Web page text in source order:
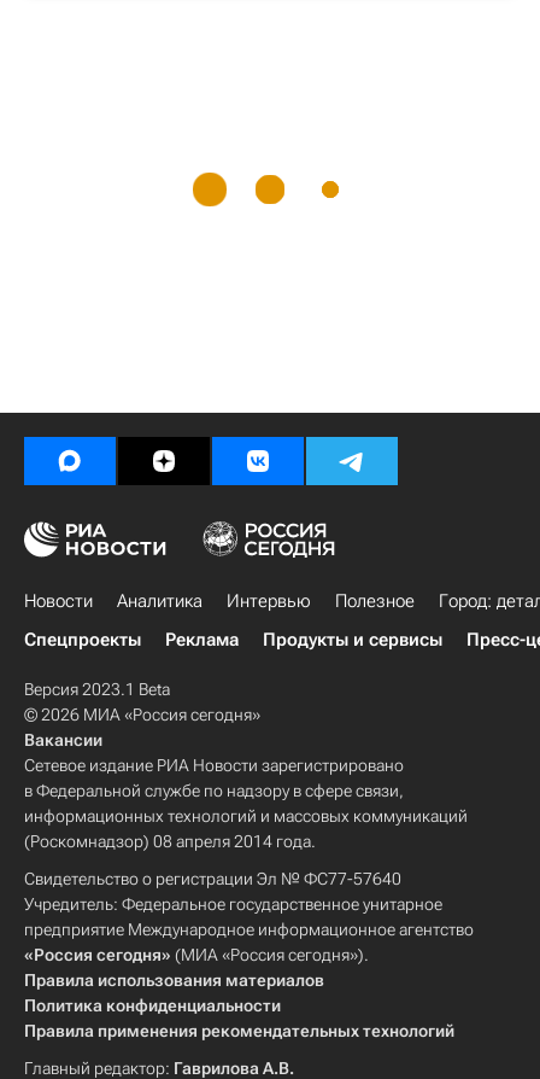
Новости Аналитика Интервью Полезное
Город:
Спецпроекты
Реклама Продукты и сервисы Пресс-
Версия 2023.1 Beta
© 2026 МИА «Россия сегодня»
Вакансии
Сетевое издание РИА Новости зарегистрировано
в Федеральной службе по надзору в сфере связи,
информационных технологий и массовых коммуникаций
(Роскомнадзор) 08 апреля 2014 года.
Свидетельство о регистрации Эл № ФС77-57640
Учредитель: Федеральное государственное унитарное
предприятие Международное информационное агентство
«Россия сегодня» (МИА «Россия сегодня»).
Правила использования материалов
Политика конфиденциальности
Правила применения рекомендательных технологий
Главный редактор: Гаврилова А.В.